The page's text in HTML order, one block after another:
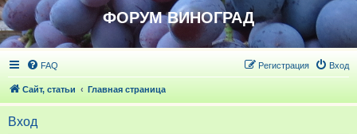
ФОРУМ ВИНОГРАД
FAQ Вход
Регистрация
Сайт, статьи Главная страница
Вход